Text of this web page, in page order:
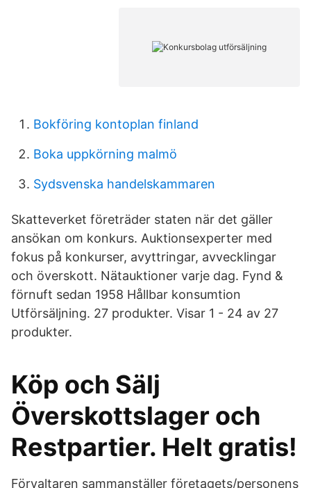
Bokföring kontoplan finland
Boka uppkörning malmö
Sydsvenska handelskammaren
Skatteverket företräder staten när det gäller
ansökan om konkurs. Auktionsexperter med
fokus på konkurser, avyttringar, avvecklingar
och överskott. Nätauktioner varje dag. Fynd &
förnuft sedan 1958 Hållbar konsumtion
Utförsäljning. 27 produkter. Visar 1 - 24 av 27
produkter.
Köp och Sälj
Överskottslager och
Restpartier. Helt gratis!
Förvaltaren sammanställer företagets/personens